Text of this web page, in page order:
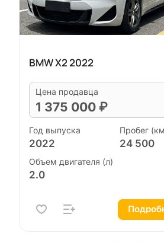
BMW X2 2022
Цена продавца
1 375 000 ₽
Год выпуска
2022
Пробег
24 500
Объем двигателя (л)
2.0